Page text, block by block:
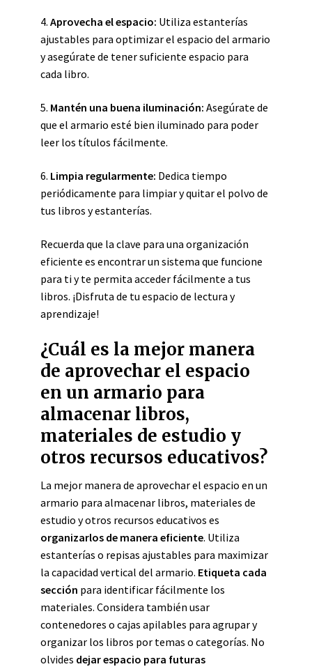
4. Aprovecha el espacio: Utiliza estanterías
ajustables para optimizar el espacio del armario
y asegúrate de tener suficiente espacio para
cada libro.
5. Mantén una buena iluminación: Asegúrate de
que el armario esté bien iluminado para poder
leer los títulos fácilmente.
6. Limpia regularmente: Dedica tiempo
periódicamente para limpiar y quitar el polvo de
tus libros y estanterías.
Recuerda que la clave para una organización
eficiente es encontrar un sistema que funcione
para ti y te permita acceder fácilmente a tus
libros. ¡Disfruta de tu espacio de lectura y
aprendizaje!
¿Cuál es la mejor manera
de aprovechar el espacio
en un armario para
almacenar libros,
materiales de estudio y
otros recursos educativos?
La mejor manera de aprovechar el espacio en un
armario para almacenar libros, materiales de
estudio y otros recursos educativos es
organizarlos de manera eficiente. Utiliza
estanterías o repisas ajustables para maximizar
la capacidad vertical del armario. Etiqueta cada
sección para identificar fácilmente los
materiales. Considera también usar
contenedores o cajas apilables para agrupar y
organizar los libros por temas o categorías. No
olvides dejar espacio para futuras